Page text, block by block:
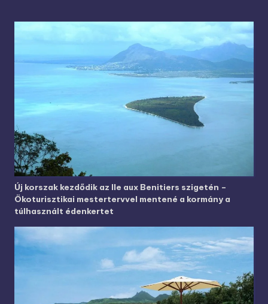
Új korszak kezdődik az Ile aux Benitiers szigetén –
Ökoturisztikai mestertervvel mentené a kormány a
túlhasznált édenkertet